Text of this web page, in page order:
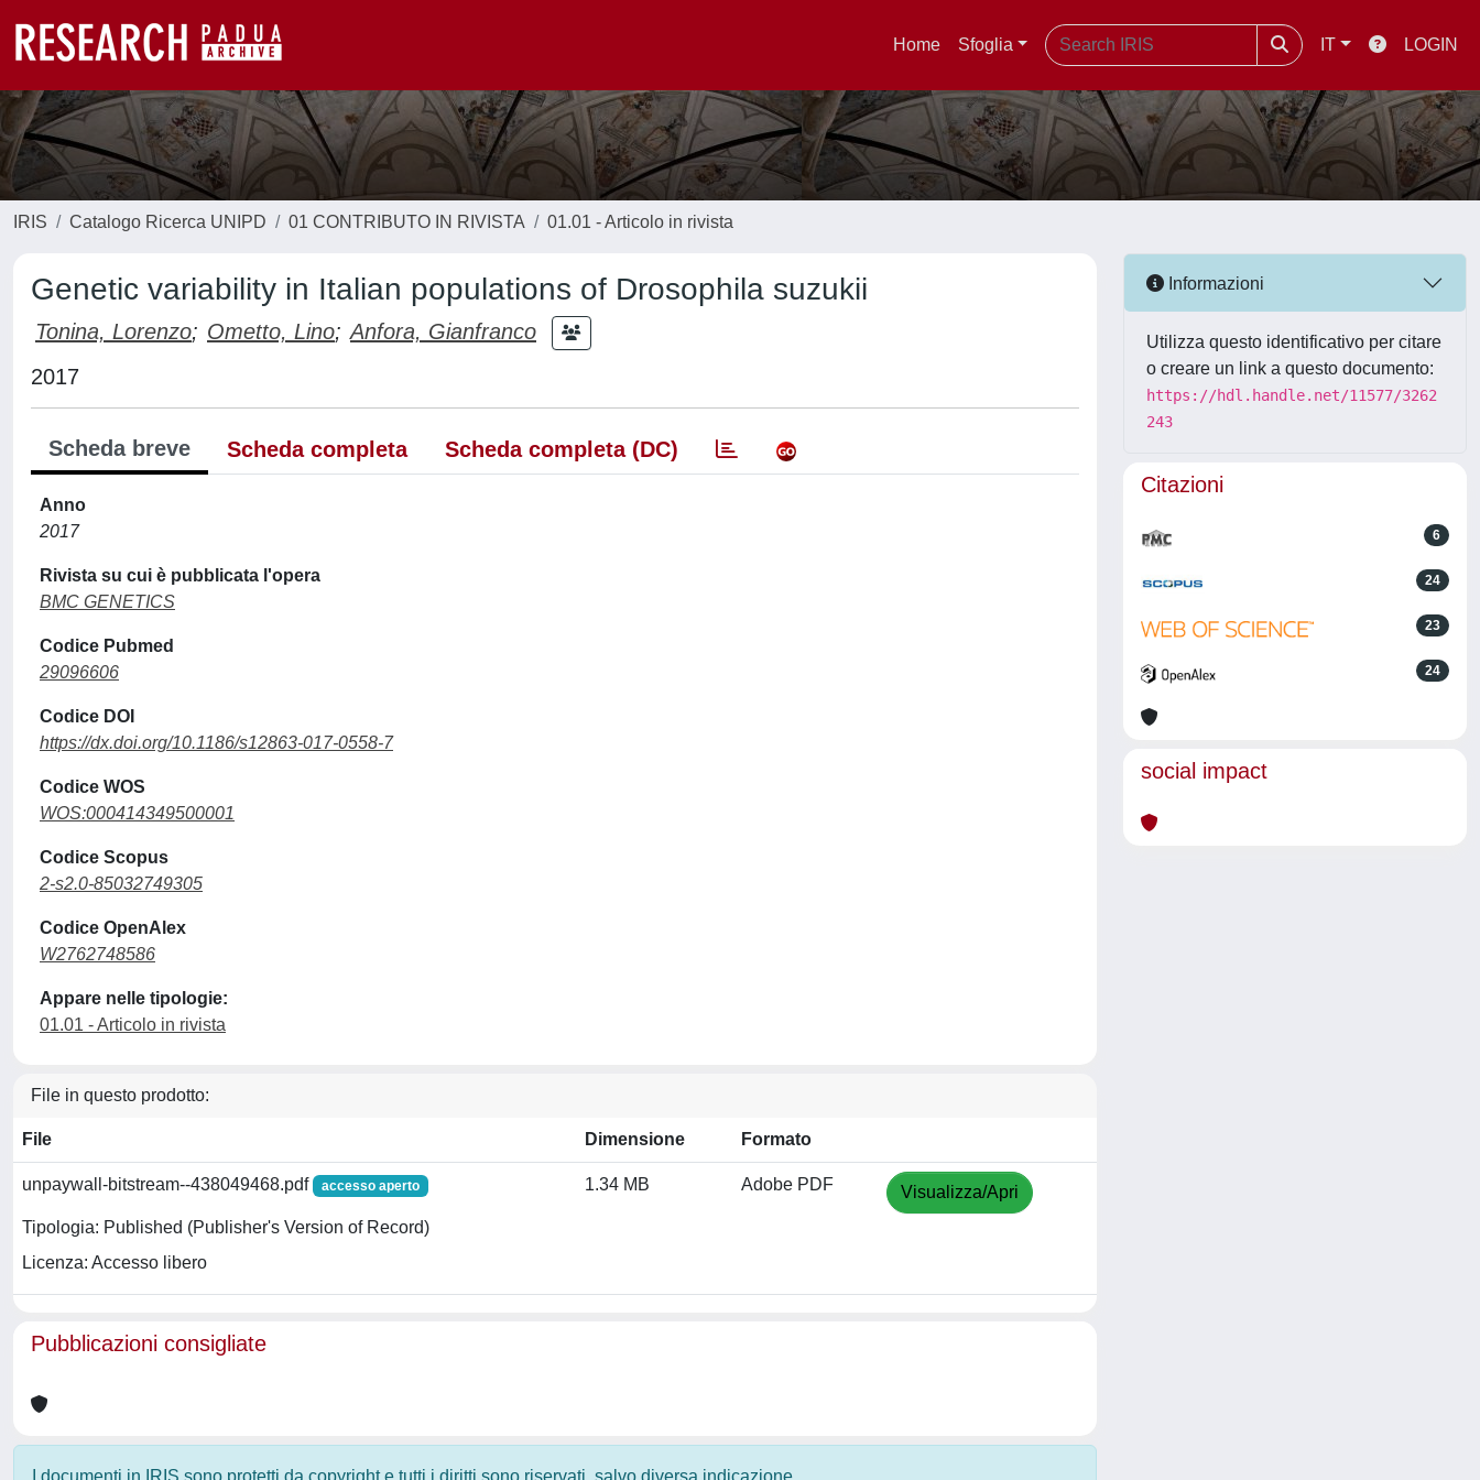
Home Sfoglia IT LOGIN
IRIS Catalogo Ricerca UNIPD 01 CONTRIBUTO IN RIVISTA 01.01 - Articolo in rivista
Genetic variability in Italian populations of Drosophila suzukii
Tonina, Lorenzo; Ometto, Lino; Anfora, Gianfranco
2017
Scheda breve Scheda completa Scheda completa (DC)
Anno
2017
Rivista su cui è pubblicata l'opera
BMC GENETICS
Codice Pubmed
29096606
Codice DOI
https://dx.doi.org/10.1186/s12863-017-0558-7
Codice WOS
WOS:000414349500001
Codice Scopus
2-s2.0-85032749305
Codice OpenAlex
W2762748586
Appare nelle tipologie:
01.01 - Articolo in rivista
File in questo prodotto:
File Dimensione Formato
unpaywall-bitstream--438049468.pdf accesso aperto
Tipologia: Published (Publisher's Version of Record)
Licenza: Accesso libero
1.34 MB Adobe PDF Visualizza/Apri
Pubblicazioni consigliate
I documenti in IRIS sono protetti da copyright e tutti i diritti sono riservati, salvo diversa indicazione.
Informazioni
Utilizza questo identificativo per citare
o creare un link a questo documento:
https://hdl.handle.net/11577/3262
243
Citazioni
6
24
23
24
social impact